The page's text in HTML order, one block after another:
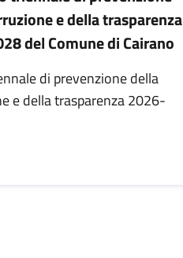
e della trasparenza
del Comune di Cairano
di prevenzione della
e della trasparenza 2026-